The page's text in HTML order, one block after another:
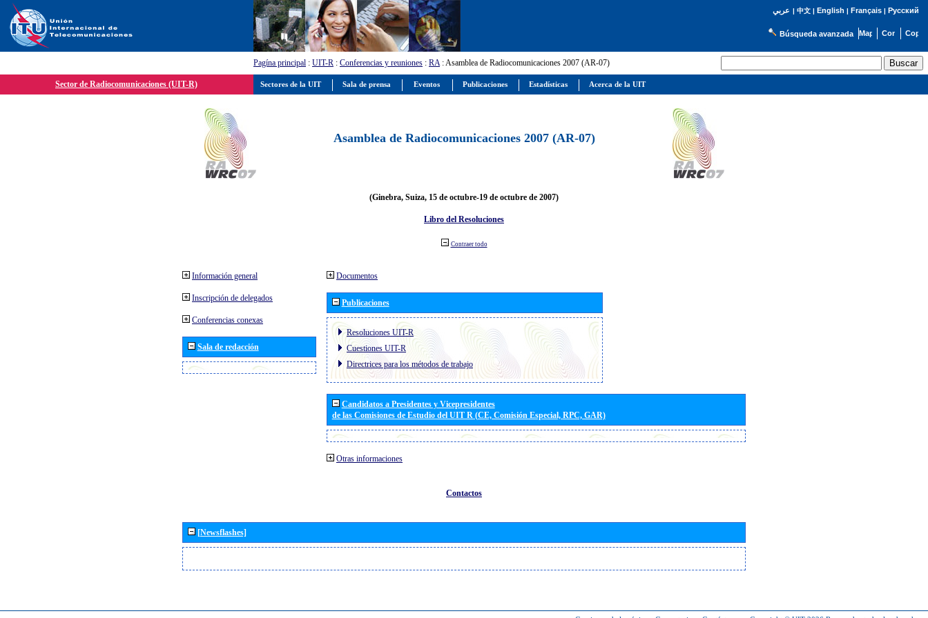
عربي | 中文| English | Français| Русский
Búsqueda avanzada
Pagína principal : UIT-R : Conferencias y reuniones : RA: Asamblea de Radiocomunicaciones 2007 (AR-07)
Sector de Radiocomunicaciones (UIT-R)
Asamblea de Radiocomunicaciones 2007 (AR-07)
(Ginebra, Suiza, 15 de octubre-19 de octubre de 2007)
Libro del Resoluciones
Contraer todo
Información general
Inscripción de delegados
Conferencias conexas
Sala de redacción
Documentos
Publicaciones
Resoluciones UIT-R
Cuestiones UIT-R
Directrices para los métodos de trabajo
Candidatos a Presidentes y Vicepresidentes
de las Comisiones de Estudio del UIT R (CE, Comisión Especial, RPC, GAR)
Otras informaciones
Contactos
[Newsflashes]
Sectores de la UIT Sala de prensa Eventos Publicaciones Estadísticas Acerca de la UIT